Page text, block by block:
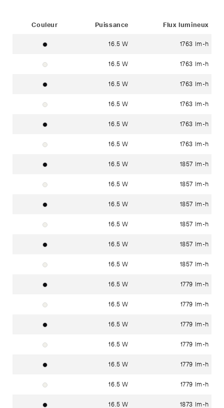
Couleur Puissance Flux lumineux
Noir foncé RAL 9005 16.5 W 1763 lm-h
Blanc signalisation RAL 9016
16.5 W 1763 lm-h
Noir foncé RAL 9005 16.5 W 1763 lm-h
Blanc signalisation RAL 9016
16.5 W 1763 lm-h
Noir foncé RAL 9005 16.5 W 1763 lm-h
Blanc signalisation RAL 9016
16.5 W 1763 lm-h
Noir foncé RAL 9005 16.5 W 1857 lm-h
Blanc signalisation RAL 9016
16.5 W 1857 lm-h
Noir foncé RAL 9005 16.5 W 1857 lm-h
Blanc signalisation RAL 9016
16.5 W 1857 lm-h
Noir foncé RAL 9005 16.5 W 1857 lm-h
Blanc signalisation RAL 9016
16.5 W 1857 lm-h
Noir foncé RAL 9005 16.5 W 1779 lm-h
Blanc signalisation RAL 9016
16.5 W 1779 lm-h
Noir foncé RAL 9005 16.5 W 1779 lm-h
Blanc signalisation RAL 9016
16.5 W 1779 lm-h
Noir foncé RAL 9005 16.5 W 1779 lm-h
Blanc signalisation RAL 9016
16.5 W 1779 lm-h
Noir foncé RAL 9005 16.5 W 1873 lm-h